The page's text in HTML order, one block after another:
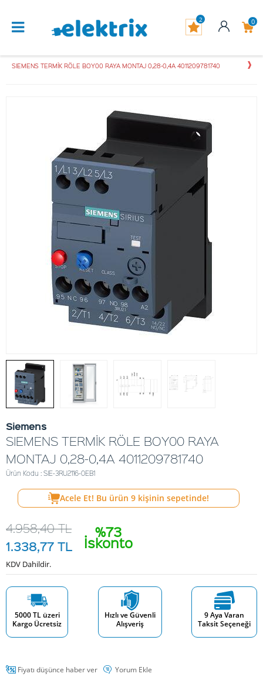
0
2
SIEMENS TERMİK RÖLE BOY00 RAYA MONTAJ 0,28-0,4A 4011209781740
Siemens
SIEMENS TERMİK RÖLE BOY00 RAYA
MONTAJ 0,28-0,4A 4011209781740
Ürün Kodu : SIE-3RU2116-0EB1
Acele Et! Bu ürün 9 kişinin sepetinde!
%73
İskonto
4.958,40TL
1.338,77 TL
KDV Dahildir.
5000 TL üzeri
Kargo Ücretsiz
Hızlı ve Güvenli
Alışveriş
9 Aya Varan
Taksit Seçeneği
Fiyatı düşünce haber ver Yorum Ekle